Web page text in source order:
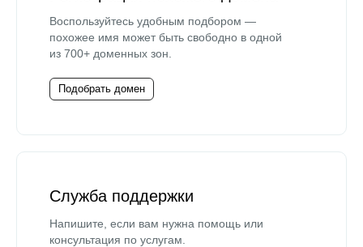
Воспользуйтесь удобным подбором —
похожее имя может быть свободно в одной
из 700+ доменных зон.
Подобрать домен
Служба поддержки
Напишите, если вам нужна помощь или
консультация по услугам.